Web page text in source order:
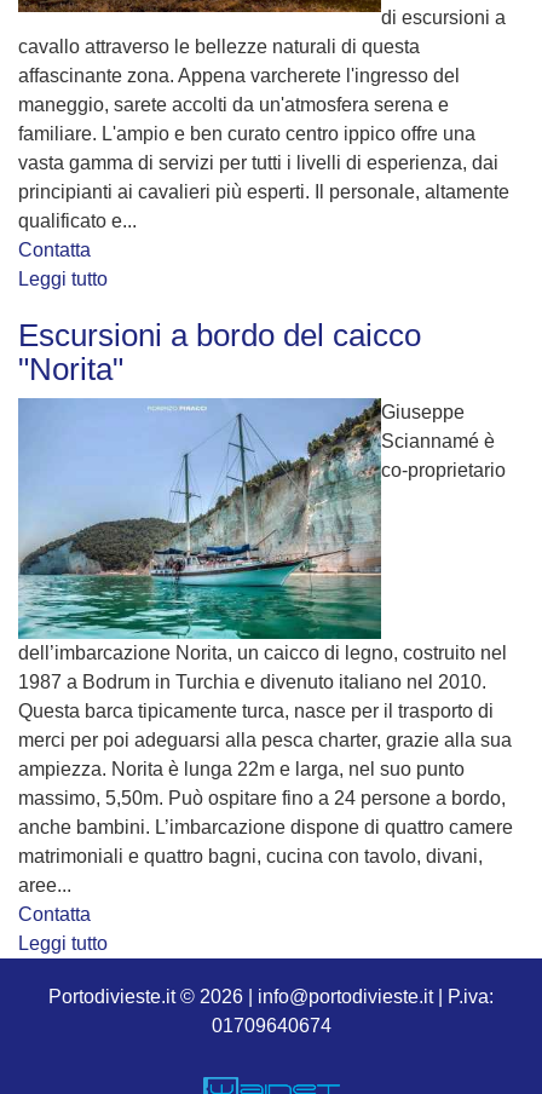
di escursioni a
cavallo attraverso le bellezze naturali di questa
affascinante zona. Appena varcherete l'ingresso del
maneggio, sarete accolti da un'atmosfera serena e
familiare. L'ampio e ben curato centro ippico offre una
vasta gamma di servizi per tutti i livelli di esperienza, dai
principianti ai cavalieri più esperti. Il personale, altamente
qualificato e...
Contatta
Leggi tutto
Escursioni a bordo del caicco
"Norita"
Giuseppe
Sciannamé è
co-proprietario
dell’imbarcazione Norita, un caicco di legno, costruito nel
1987 a Bodrum in Turchia e divenuto italiano nel 2010.
Questa barca tipicamente turca, nasce per il trasporto di
merci per poi adeguarsi alla pesca charter, grazie alla sua
ampiezza. Norita è lunga 22m e larga, nel suo punto
massimo, 5,50m. Può ospitare fino a 24 persone a bordo,
anche bambini. L’imbarcazione dispone di quattro camere
matrimoniali e quattro bagni, cucina con tavolo, divani,
aree...
Contatta
Leggi tutto
Portodivieste.it © 2026 | info@portodivieste.it | P.iva:
01709640674